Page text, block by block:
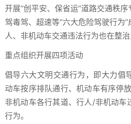
开展“创平安、保省运”道路交通秩
驾毒驾、超速等“六大危险驾驶行为
人、非机动车交通违法行为也在整治
重点组织开展四项活动
倡导六大文明交通行为，即大力倡
动车按序排队通行、机动车有序停
非机动车各行其道、行人/非机动车
行为。